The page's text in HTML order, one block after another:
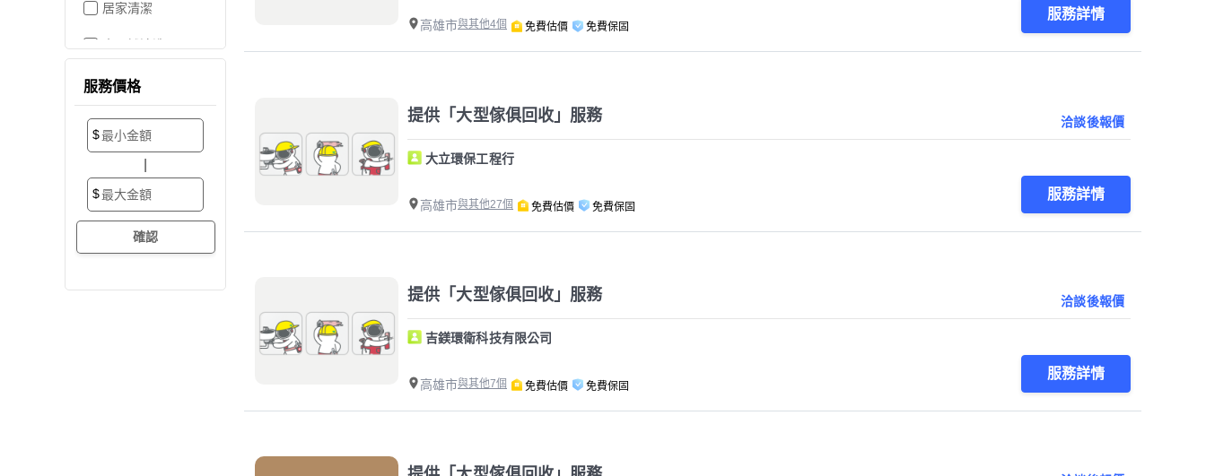
居家清潔
空屋打掃
居家收納
搬家/裝潢後清潔
大掃除
辦公室清潔
服務價格
$
$
高雄市與其他4個 免費估價 免費保固
服務詳情
提供「大型傢俱回收」服務 洽談後報價
大立環保工程行
高雄市與其他27個 免費估價 免費保固
服務詳情
提供「大型傢俱回收」服務 洽談後報價
吉鎂環衛科技有限公司
高雄市與其他7個 免費估價 免費保固
服務詳情